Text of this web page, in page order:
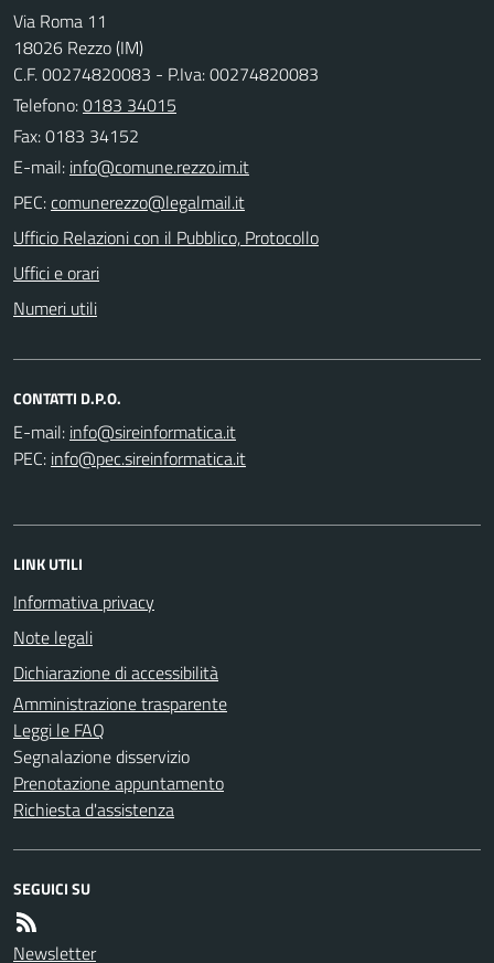
Via Roma 11
18026 Rezzo (IM)
C.F. 00274820083 - P.Iva: 00274820083
Telefono:0183 34015
Fax: 0183 34152
E-mail:
PEC:
Ufficio Relazioni con il Pubblico, Protocollo
Uffici e orari
Numeri utili
CONTATTI D.P.O.
E-mail:
PEC:
LINK UTILI
Informativa privacy
Note legali
Dichiarazione di accessibilità
Amministrazione trasparente
Leggi le FAQ
Segnalazione disservizio
Prenotazione appuntamento
Richiesta d'assistenza
SEGUICI SU
Newsletter